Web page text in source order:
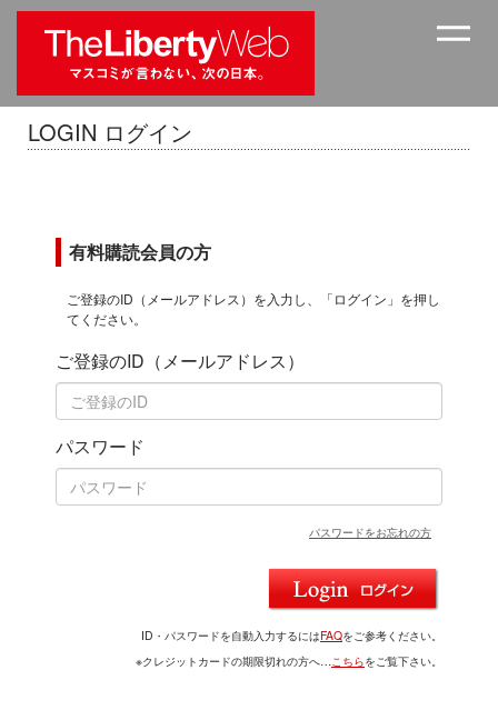
LOGIN ログイン
有料購読会員の方
ご登録のID（メールアドレス）を入力し、「ログイン」を押し
てください。
ご登録のID（メールアドレス）
パスワード
パスワードをお忘れの方
ID・パスワードを自動入力するにはFAQをご参考ください。
※クレジットカードの期限切れの方へ…こちらをご覧下さい。